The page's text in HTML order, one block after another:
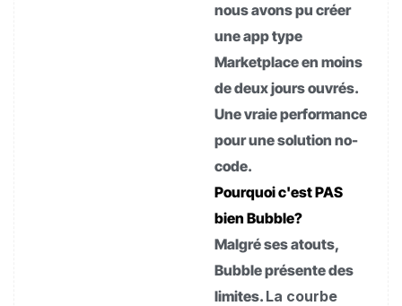
nous avons pu créer
une app type
Marketplace en moins
de deux jours ouvrés.
Une vraie performance
pour une solution no-
code.
Pourquoi c'est PAS
bien Bubble?
Malgré ses atouts,
Bubble présente des
limites. La courbe